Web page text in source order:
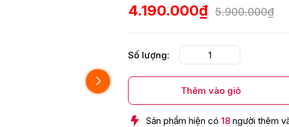
4.190.000₫ 5.900.000₫
Số lượng:
Thêm vào giỏ
Sản phẩm hiện có 18 người thêm